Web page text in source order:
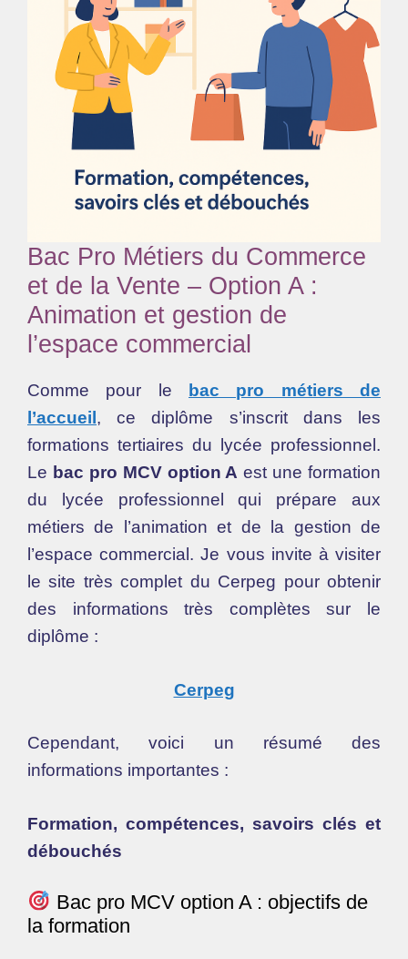
Bac Pro Métiers du Commerce
et de la Vente – Option A :
Animation et gestion de
l’espace commercial
Comme pour le
bac pro métiers de
l’accueil , ce diplôme s’inscrit dans les
formations tertiaires du lycée professionnel.
Le bac pro MCV option A est une formation
du lycée professionnel qui prépare aux
métiers de l’animation et de la gestion de
l’espace commercial. Je vous invite à visiter
le site très complet du Cerpeg pour obtenir
des informations très complètes sur le
diplôme :
Cerpeg
Cependant, voici un résumé des
informations importantes :
Formation, compétences, savoirs clés et
débouchés
Bac pro MCV option A : objectifs de
la formation